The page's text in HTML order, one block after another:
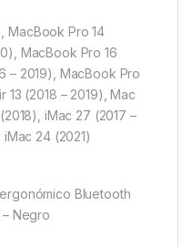
MacBook Pro 14
MacBook Pro 16
– 2019), MacBook Pro
13 (2018 – 2019), Mac
iMac 27 (2017 –
iMac 24 (2021)
Bluetooth
Negro